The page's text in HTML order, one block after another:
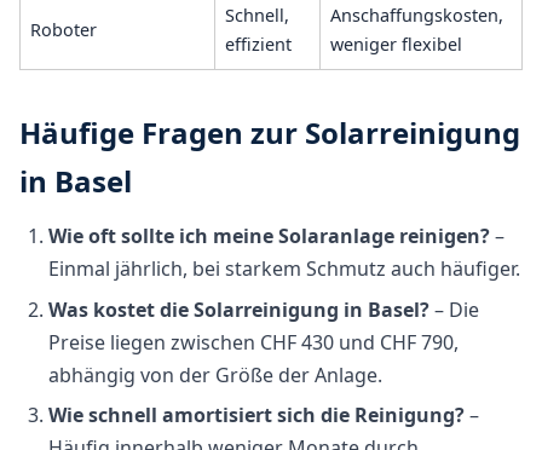
Roboter
Schnell,
effizient
Anschaffungskosten,
weniger flexibel
Häufige Fragen zur Solarreinigung
in Basel
Wie oft sollte ich meine Solaranlage reinigen?–
Einmal jährlich, bei starkem Schmutz auch häufiger.
Was kostet die Solarreinigung in Basel?– Die
Preise liegen zwischen CHF 430 und CHF 790,
abhängig von der Größe der Anlage.
Wie schnell amortisiert sich die Reinigung?–